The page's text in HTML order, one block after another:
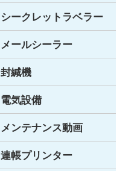
シークレットラベラー
メールシーラー
封緘機
電気設備
メンテナンス動画
連帳プリンター